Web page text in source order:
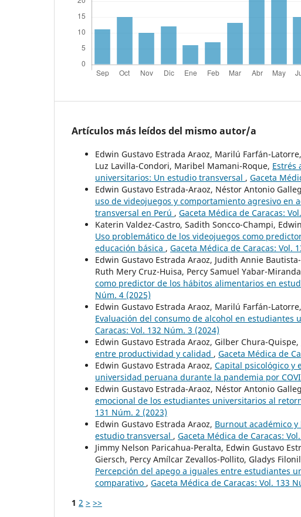
Artículos más leídos del mismo autor/a
Edwin Gustavo Estrada Araoz, Marilú Farfán-
Luz Lavilla-Condori, Maribel Mamani-Roque, Estrés
universitarios: Un estudio transversal , Gaceta
Edwin Gustavo Estrada-Araoz, Néstor Antonio
uso de videojuegos y comportamiento agresivo en
transversal en Perú , Gaceta Médica de Caracas:
Katerin Valdez-Castro, Sadith Soncco-Champi,
Uso problemático de los videojuegos como
educación básica , Gaceta Médica de Caracas: Vol.
Edwin Gustavo Estrada Araoz, Judith Annie
Ruth Mery Cruz-Huisa, Percy Samuel Yabar-
como predictor de los hábitos alimentarios en
Núm. 4 (2025)
Edwin Gustavo Estrada Araoz, Marilú Farfán-
Evaluación del consumo de alcohol en
Caracas: Vol. 132 Núm. 3 (2024)
Edwin Gustavo Estrada Araoz, Gilber Chura-Quispe,
entre productividad y calidad , Gaceta Médica de
Edwin Gustavo Estrada Araoz, Capital psicológico y
universidad peruana durante la pandemia por
Edwin Gustavo Estrada-Araoz, Néstor Antonio
emocional de los estudiantes universitarios al
131 Núm. 2 (2023)
Edwin Gustavo Estrada Araoz, Burnout académico
estudio transversal , Gaceta Médica de Caracas:
Jimmy Nelson Paricahua-Peralta, Edwin Gustavo
Giersch, Percy Amílcar Zevallos-Pollito, Gladys
Percepción del apego a iguales entre estudiantes
comparativo , Gaceta Médica de Caracas: Vol. 133
1 2 > >>